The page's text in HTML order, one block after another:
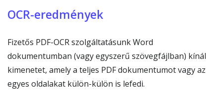
OCR-eredmények
Fizetős PDF-OCR szolgáltatásunk Word
dokumentumban (vagy egyszerű szövegfájlban) kínál
kimenetet, amely a teljes PDF dokumentumot vagy az
egyes oldalakat külön-külön is lefedi.